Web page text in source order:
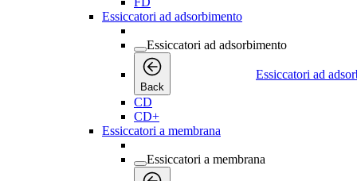
Essiccatori ad adsorbimento
Essiccatori ad adsorbimento
Back
Essiccatori ad
CD
CD+
Essiccatori a membrana
Essiccatori a membrana